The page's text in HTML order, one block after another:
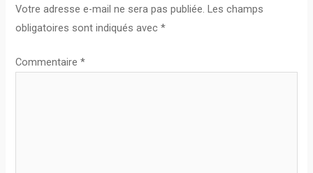
Votre adresse e-mail ne sera pas publiée. Les champs
obligatoires sont indiqués avec*
Commentaire*